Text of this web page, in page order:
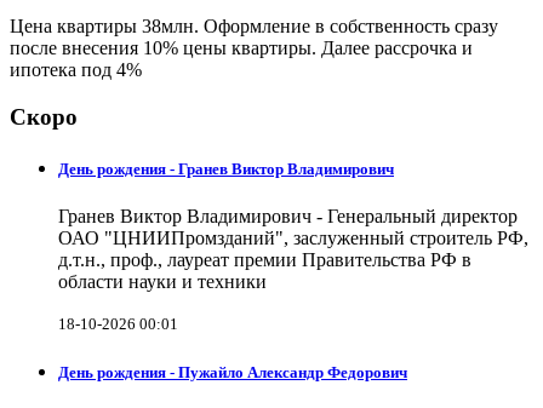
Цена квартиры 38млн. Оформление в собственность сразу
после внесения 10% цены квартиры. Далее рассрочка и
ипотека под 4%
Скоро
День рождения - Гранев Виктор Владимирович
Гранев Виктор Владимирович - Генеральный директор
ОАО "ЦНИИПромзданий", заслуженный строитель РФ,
д.т.н., проф., лауреат премии Правительства РФ в
области науки и техники
18-10-2026 00:01
День рождения - Пужайло Александр Федорович